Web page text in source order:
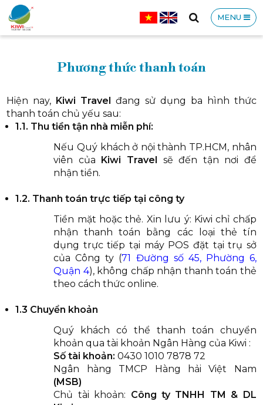
MENU
CÔNG
TY
TNHH
Phương thức thanh toán
Hiện nay, Kiwi Travel đang sử dụng ba hình thức
thanh toán chủ yếu sau:
1.1. Thu tiền tận nhà miễn phí:
Nếu Quý khách ở nội thành TP.HCM, nhân
viên của Kiwi Travel sẽ đến tận nơi để
nhận tiền.
1.2. Thanh toán trực tiếp tại công ty
Tiền mặt hoặc thẻ. Xin lưu ý: Kiwi chỉ chấp
nhận thanh toán bằng các loại thẻ tín
dụng trực tiếp tại máy POS đặt tại trụ sở
của Công ty (71 Đường số 45, Phường 6,
Quận 4), không chấp nhận thanh toán thẻ
theo cách thức online.
1.3 Chuyển khoản
Quý khách có thể thanh toán chuyển
khoản qua tài khoản Ngân Hàng của Kiwi :
Số tài khoản: 0430 1010 7878 72
Ngân hàng TMCP Hàng hải Việt Nam
(MSB)
Chủ tài khoản: Công ty TNHH TM & DL